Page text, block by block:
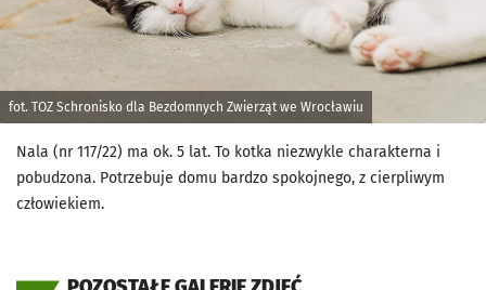
fot. TOZ Schronisko dla Bezdomnych Zwierząt we Wrocławiu
Nala (nr 117/22) ma ok. 5 lat. To kotka niezwykle charakterna i
pobudzona. Potrzebuje domu bardzo spokojnego, z cierpliwym
człowiekiem.